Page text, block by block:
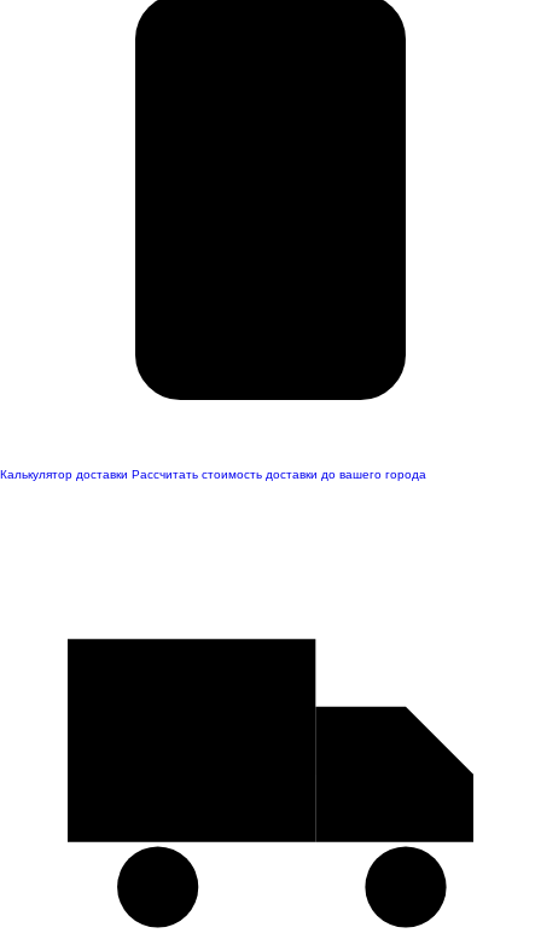
Калькулятор доставки Рассчитать стоимость доставки до вашего города